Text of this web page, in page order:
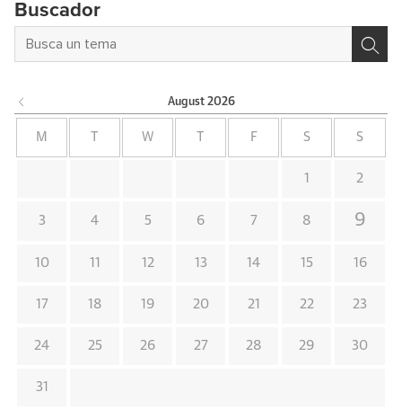
Buscador
August 2026
M W F S S
1 2
3 4 5 6 7 8 9
10 11 12 13 14 15 16
17 18 19 20 21 22 23
24 25 26 27 28 29 30
31